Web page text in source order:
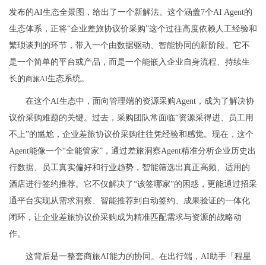
发布的AI生态全景图，给出了一个新解法。这个涵盖7个AI Agent的
生态体系，正将“企业差旅协议价采购”这个过往高度依赖人工经验和
繁琐谈判的环节，带入一个由数据驱动、智能协同的新阶段。它不
是一个简单的平台或产品，而是一个能嵌入企业自身流程、持续生
长的商旅AI生态系统。
在这个AI生态中，面向管理端的资源采购Agent，成为了解决协
议价采购难题的关键。过去，采购团队常面临“资源采得进、员工用
不上”的尴尬，企业差旅协议价采购往往凭经验和感觉。现在，这个
Agent能像一个“全能管家”，通过差旅洞察Agent精准分析企业历史出
行数据、员工真实偏好和行业趋势，智能筛选出真正高频、适用的
酒店进行签约推荐。它不仅解决了“该签哪家”的困惑，更能通过招采
通平台实现从需求洞察、智能推荐到自动签约、成果验证的一体化
闭环，让企业差旅协议价采购成为精准匹配需求与资源的战略动
作。
这背后是一整套商旅AI能力的协同。在出行端，AI助手「程星